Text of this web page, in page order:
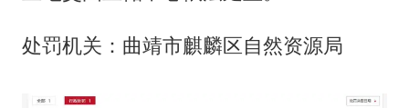
处罚机关：曲靖市麒麟区自然资源局